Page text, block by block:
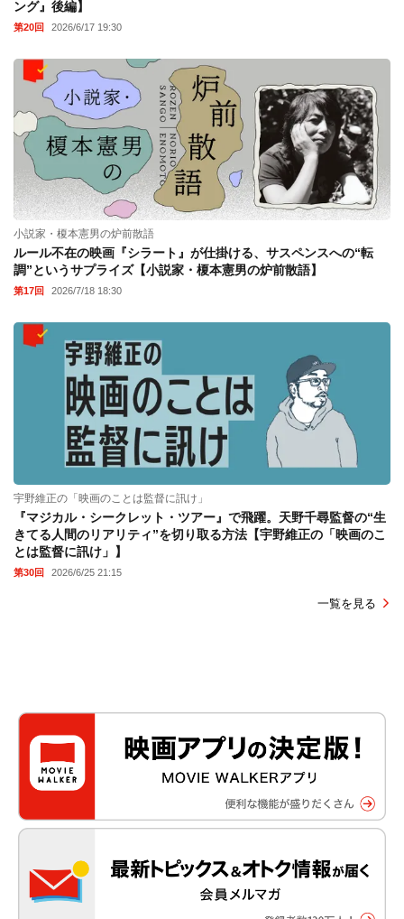
ング』後編】
第20回 2026/6/17 19:30
小説家・榎本憲男の炉前散語
ルール不在の映画『シラート』が仕掛ける、サスペンスへの“転
調”というサプライズ【小説家・榎本憲男の炉前散語】
第17回 2026/7/18 18:30
宇野維正の「映画のことは監督に訊け」
『マジカル・シークレット・ツアー』で飛躍。天野千尋監督の“生
きてる人間のリアリティ”を切り取る方法【宇野維正の「映画のこ
とは監督に訊け」】
第30回 2026/6/25 21:15
一覧を見る